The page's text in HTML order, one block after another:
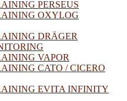
PERSEUS
OXYLOG
DRÄGER
VAPOR
CATO / CICERO
EVITA INFINITY